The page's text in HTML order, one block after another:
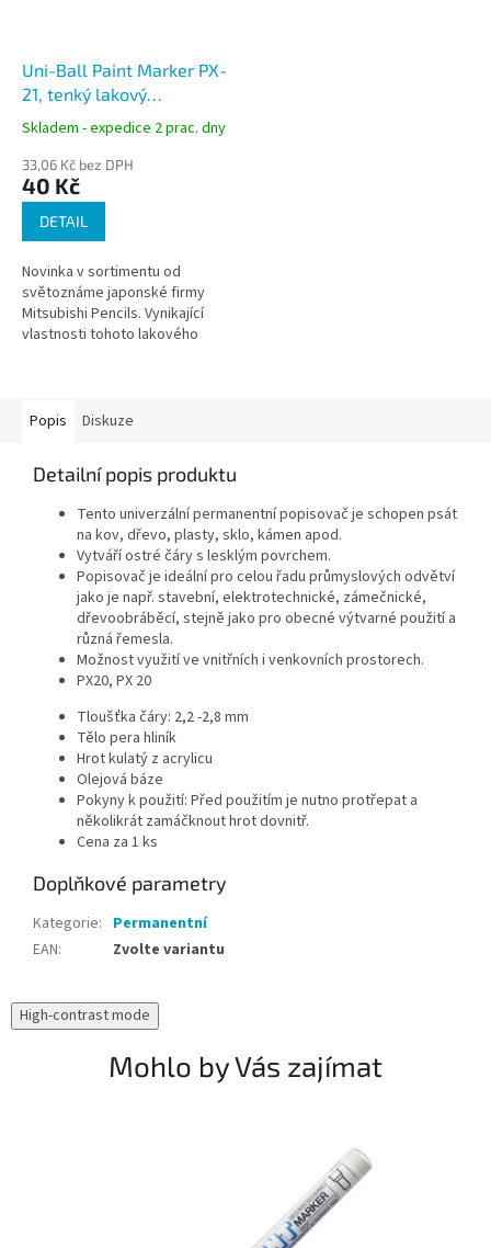
Uni-Ball Paint Marker PX-
21, tenký lakový
popisovač, stopa 0,8 - 1,2
Skladem - expedice 2 prac. dny
33,06 Kč bez DPH
40 Kč
DETAIL
Novinka v sortimentu od
světoznáme japonské firmy
Mitsubishi Pencils. Vynikající
vlastnosti tohoto lakového
Popis
Diskuze
Detailní popis produktu
Tento univerzální permanentní popisovač je schopen psát
na kov, dřevo, plasty, sklo, kámen apod.
Vytváří ostré čáry s lesklým povrchem.
Popisovač je ideální pro celou řadu průmyslových odvětví
jako je např. stavební, elektrotechnické, zámečnické,
dřevoobráběcí, stejně jako pro obecné výtvarné použití a
různá řemesla.
Možnost využití ve vnitřních i venkovních prostorech.
PX20, PX 20
Tloušťka čáry: 2,2 -2,8 mm
Tělo pera hliník
Hrot kulatý z acrylicu
Olejová báze
Pokyny k použití: Před použitím je nutno protřepat a
několikrát zamáčknout hrot dovnitř.
Cena za 1 ks
Doplňkové parametry
Kategorie: Permanentní
EAN: Zvolte variantu
High-contrast mode
Mohlo by Vás zajímat